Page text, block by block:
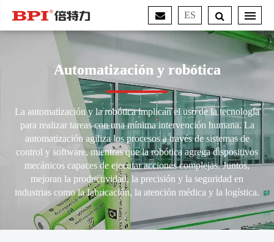
ES
Automatización y robótica
La automatización y la robótica implican el uso de la tecnología
para realizar tareas con una mínima intervención humana. La
automatización agiliza los procesos a través de sistemas de
control y software, mientras que la robótica agrega dispositivos
mecánicos capaces de ejecutar acciones complejas. Juntos,
mejoran la productividad, la precisión y la seguridad en
industrias como la fabricación, la atención médica y la logística.